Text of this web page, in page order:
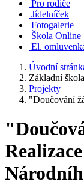
Pro rodiče
Jídelníček
Fotogalerie
Škola Online
El.
Úvodní
Základní škola
Projekty
"Doučování